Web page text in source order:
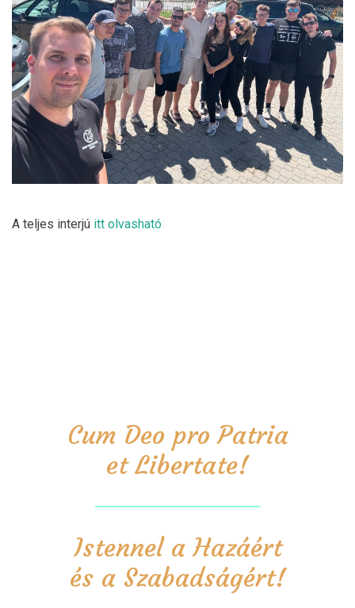
A teljes interjú itt olvasható
Cum Deo pro Patria
et Libertate!
Istennel a Hazáért
és a Szabadságért!